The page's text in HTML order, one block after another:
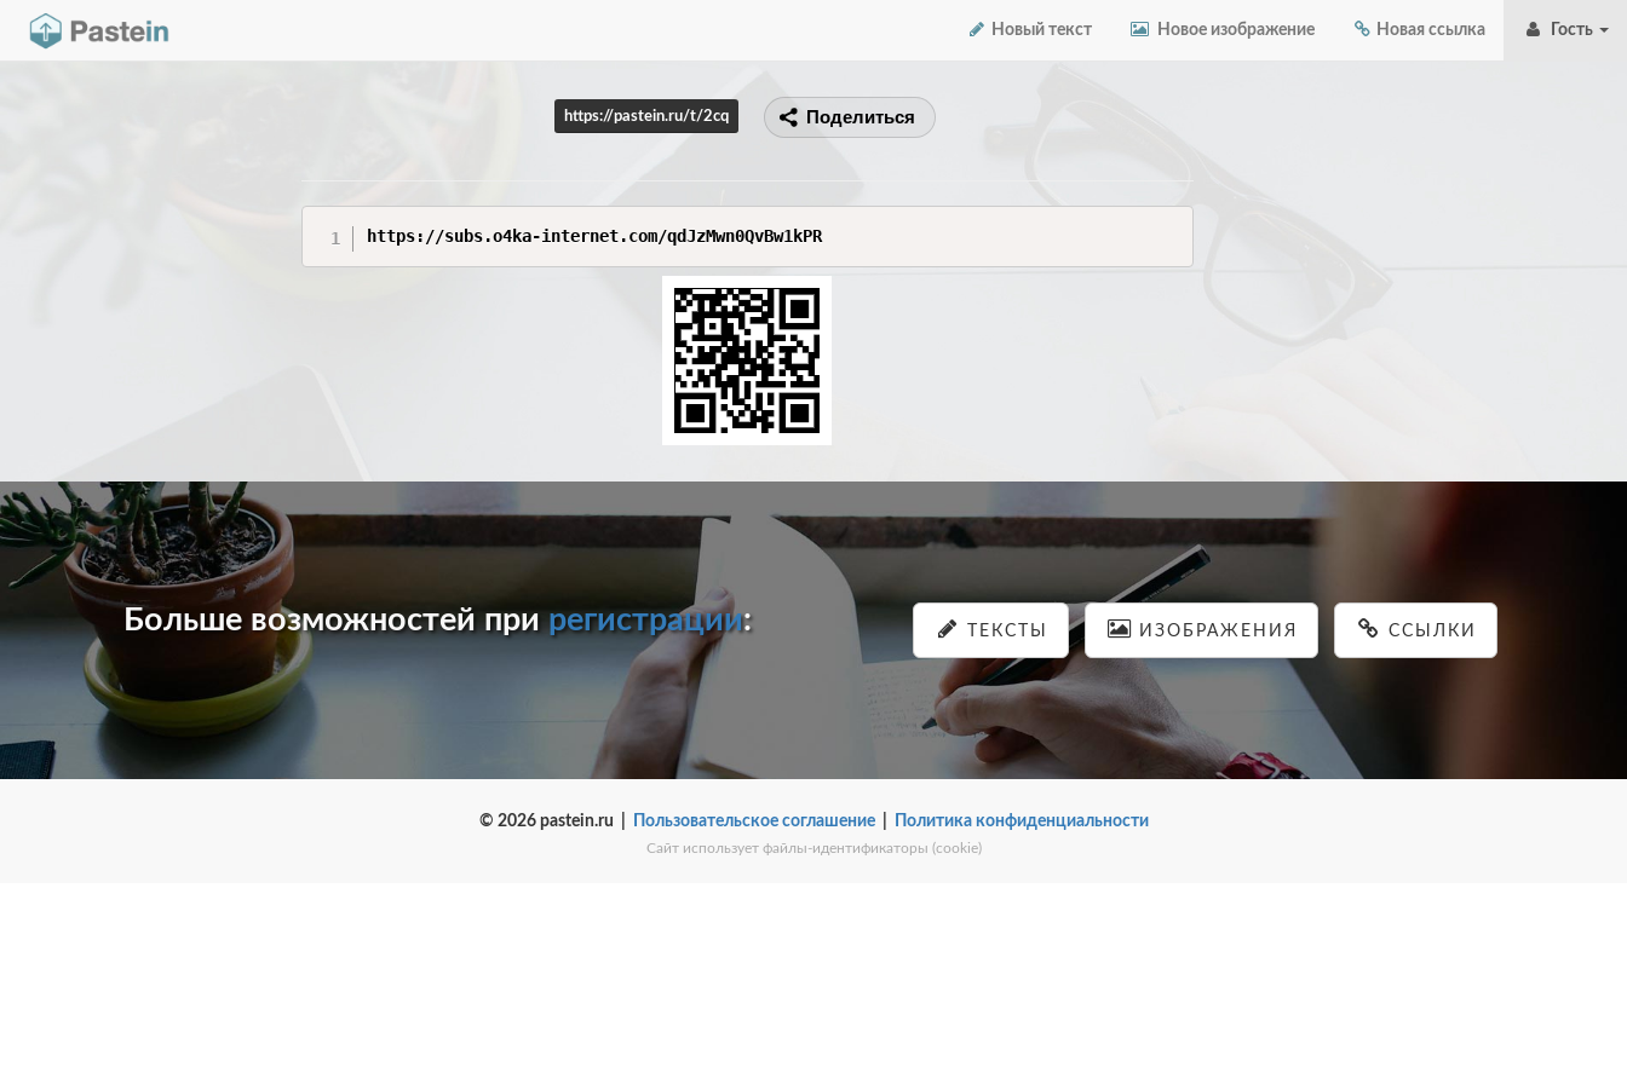
Новый текст Новое изображение Новая ссылка Гость
https://pastein.ru/t/2cq Поделиться
https://subs.o4ka-internet.com/qdJzMwn0QvBw1kPR
Больше возможностей прирегистрации: ТЕКСТЫ ИЗОБРАЖЕНИЯ ССЫЛКИ
© 2026 pastein.ru | Пользовательское соглашение| Политика конфиденциальности
Сайт использует файлы-идентификаторы (cookie)